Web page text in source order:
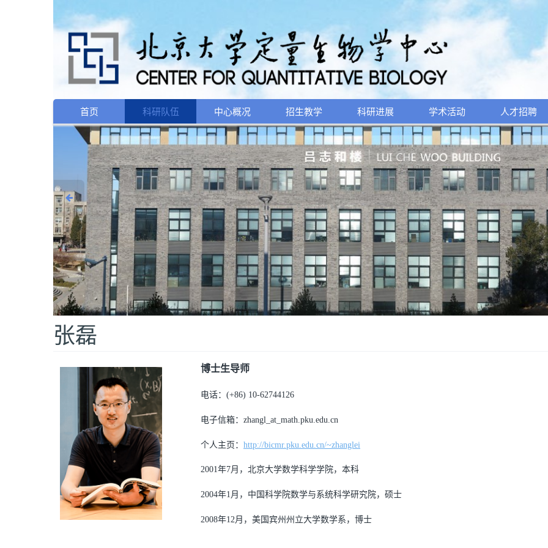
首页 科研队伍 中心概况 招生教学 科研进展 学术活动 人才招聘
张磊
博士生导师
电话：(+86) 10-62744126
电子信箱：zhangl_at_math.pku.edu.cn
个人主页： http://bicmr.pku.edu.cn/~zhanglei
2001年7月，北京大学数学科学学院，本科
2004年1月，中国科学院数学与系统科学研究院，硕士
2008年12月，美国宾州州立大学数学系，博士